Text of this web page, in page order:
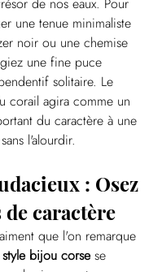
une tenue minimaliste
noir ou une chemise
une fine puce
solitaire. Le
corail agira comme un
du caractère à une
l'alourdir.
: Osez
de caractère
que l'on remarque
style bijou corse se